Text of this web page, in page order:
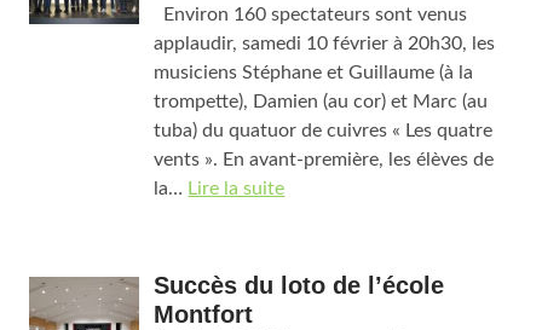
Environ 160 spectateurs sont venus
applaudir, samedi 10 février à 20h30, les
musiciens Stéphane et Guillaume (à la
trompette), Damien (au cor) et Marc (au
tuba) du quatuor de cuivres « Les quatre
vents ». En avant-première, les élèves de
la… Lire la suite
Succès du loto de l’école
Montfort